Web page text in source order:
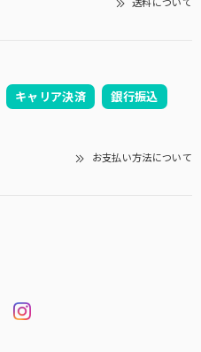
送料について
キャリア決済 銀行振込
お支払い方法について